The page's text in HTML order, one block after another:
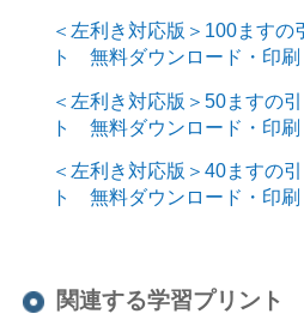
＜左利き対応版＞100ます
ト 無料ダウンロード・印刷
＜左利き対応版＞50ますの
ト 無料ダウンロード・印刷
＜左利き対応版＞40ますの
ト 無料ダウンロード・印刷
関連する学習プリント